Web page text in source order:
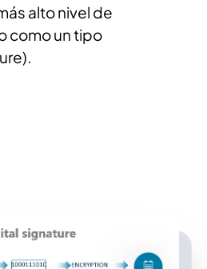
alto nivel de
como un tipo